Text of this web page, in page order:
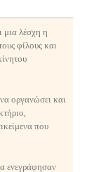
μια λέσχη η
φίλους και
οργανώσει και
που
ενεγράφησαν